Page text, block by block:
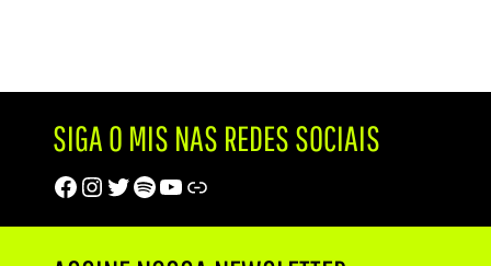
SIGA O MIS NAS REDES SOCIAIS
Facebook
Instagram
Twitter
Spotify
Youtube
Trip Advisor